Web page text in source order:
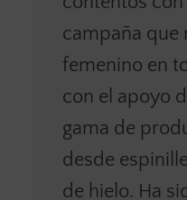
campaña que
femenino en
con el apoyo
gama de
desde
de hielo. Ha